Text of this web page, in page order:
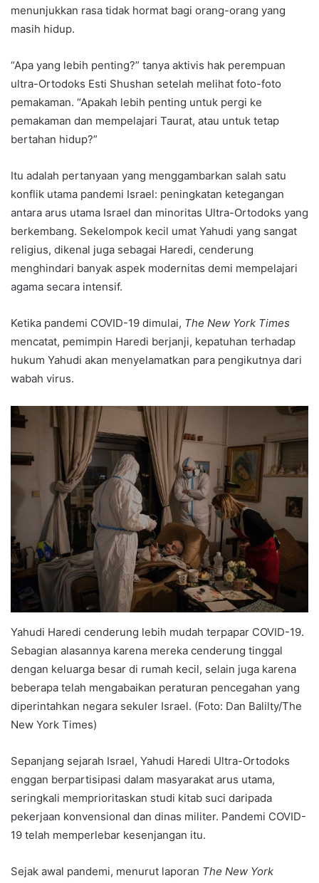
menunjukkan rasa tidak hormat bagi orang-orang yang
masih hidup.
“Apa yang lebih penting?” tanya aktivis hak perempuan
ultra-Ortodoks Esti Shushan setelah melihat foto-foto
pemakaman. “Apakah lebih penting untuk pergi ke
pemakaman dan mempelajari Taurat, atau untuk tetap
bertahan hidup?”
Itu adalah pertanyaan yang menggambarkan salah satu
konflik utama pandemi Israel: peningkatan ketegangan
antara arus utama Israel dan minoritas Ultra-Ortodoks yang
berkembang. Sekelompok kecil umat Yahudi yang sangat
religius, dikenal juga sebagai Haredi, cenderung
menghindari banyak aspek modernitas demi mempelajari
agama secara intensif.
Ketika pandemi COVID-19 dimulai, The New York Times
mencatat, pemimpin Haredi berjanji, kepatuhan terhadap
hukum Yahudi akan menyelamatkan para pengikutnya dari
wabah virus.
Yahudi Haredi cenderung lebih mudah terpapar COVID-19.
Sebagian alasannya karena mereka cenderung tinggal
dengan keluarga besar di rumah kecil, selain juga karena
beberapa telah mengabaikan peraturan pencegahan yang
diperintahkan negara sekuler Israel. (Foto: Dan Balilty/The
New York Times)
Sepanjang sejarah Israel, Yahudi Haredi Ultra-Ortodoks
enggan berpartisipasi dalam masyarakat arus utama,
seringkali memprioritaskan studi kitab suci daripada
pekerjaan konvensional dan dinas militer. Pandemi COVID-
19 telah memperlebar kesenjangan itu.
Sejak awal pandemi, menurut laporan The New York